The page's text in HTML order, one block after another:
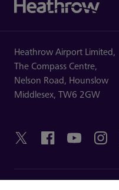
Heathrow Airport Limited,
The Compass Centre,
Nelson Road, Hounslow
Middlesex, TW6 2GW